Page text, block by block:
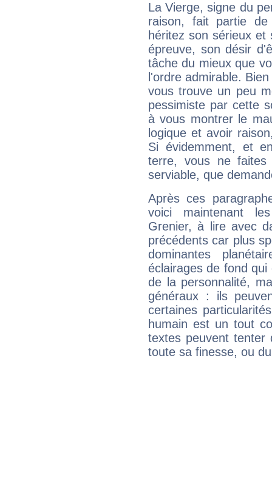
La Vierge, signe du
raison, fait partie
héritez son sérieux
épreuve, son désir
tâche du mieux que
l'ordre admirable.
vous trouve un peu
pessimiste par cette
à vous montrer le
logique et avoir
Si évidemment, et
terre, vous ne
serviable, que
Après ces
voici maintenant
Grenier, à lire avec
précédents car plus
dominantes
éclairages de fond
de la personnalité,
généraux : ils
certaines
humain est un tout
textes peuvent tenter
toute sa finesse, ou